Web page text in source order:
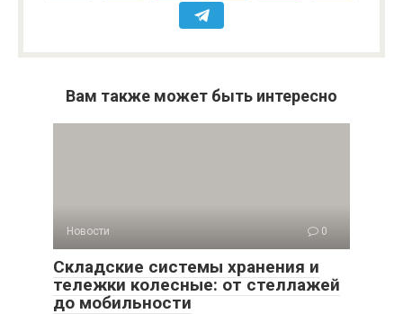
Вам также может быть интересно
Новости 0
Складские системы хранения и
тележки колесные: от стеллажей
до мобильности